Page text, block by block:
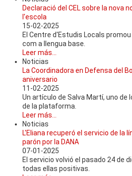
Declaració del CEL sobre la nova
l'escola
15-02-2025
El Centre d'Estudis Locals
com a llengua base.
Leer más...
Noticias
La Coordinadora en Defensa del
aniversario
11-02-2025
Un artículo de Salva Martí, uno
de la plataforma.
Leer más...
Noticias
L'Eliana recuperó el servicio de la
parón por la DANA
07-01-2025
El servicio volvió el pasado 24 de
todas ellas positivas.